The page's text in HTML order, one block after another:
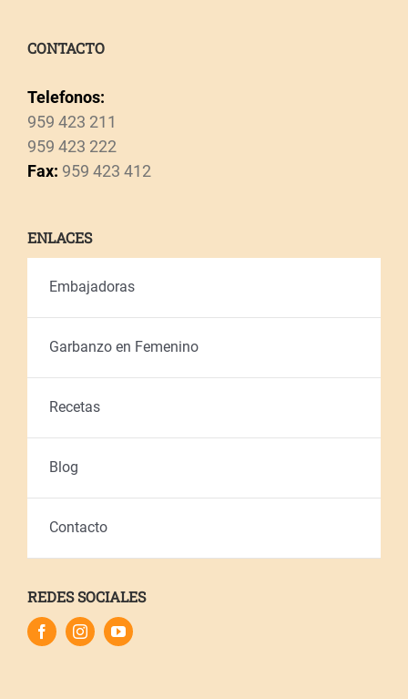
CONTACTO
Telefonos:
959 423 211
959 423 222
Fax: 959 423 412
ENLACES
Embajadoras
Garbanzo en Femenino
Recetas
Blog
Contacto
REDES SOCIALES